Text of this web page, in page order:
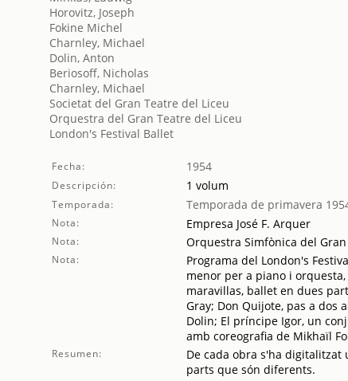
Horovitz, Joseph
Fokine Michel
Charnley, Michael
Dolin, Anton
Beriosoff, Nicholas
Charnley, Michael
Societat del Gran Teatre del Liceu
Orquestra del Gran Teatre del Liceu
London's Festival Ballet
Fecha: 1954
Descripción: 1 volum
Temporada: Temporada de primavera
Nota: Empresa José F. Arquer
Nota: Orquestra Simfònica del
Nota:
Programa del London's
menor per a piano i
maravillas, ballet en dues
Gray; Don Quijote, pas a dos
Dolin; El príncipe Igor, un
amb coreografia de Mikhaïl
Resumen:
De cada obra s'ha
parts que són diferents.